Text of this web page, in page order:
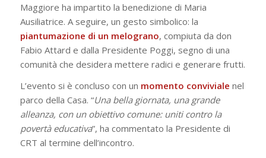
Maggiore ha impartito la benedizione di Maria
Ausiliatrice. A seguire, un gesto simbolico: la
piantumazione di un melograno, compiuta da don
Fabio Attard e dalla Presidente Poggi, segno di una
comunità che desidera mettere radici e generare frutti.
L’evento si è concluso con un momento conviviale nel
parco della Casa. “Una bella giornata, una grande
alleanza, con un obiettivo comune: uniti contro la
povertà educativa”, ha commentato la Presidente di
CRT al termine dell’incontro.